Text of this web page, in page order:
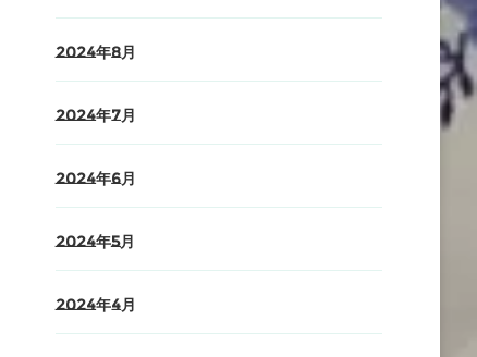
2024年8月
2024年7月
2024年6月
2024年5月
2024年4月